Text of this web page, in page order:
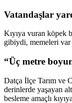
Vatandaşlar
Kıyıya vuran köpek
gibiydi, memeleri
“Üç metre
Datça İlçe Tarım ve
derinlerde yaşayan
besleme amaçlı